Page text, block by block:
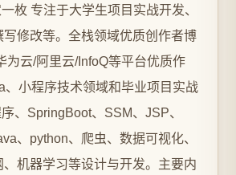
枚 专注于大学生项目实战开发、
修改等。全栈领域优质创作者博
为云/阿里云/InfoQ等平台优质作
、小程序技术领域和毕业项目实战
、SpringBoot、SSM、JSP、
、python、爬虫、数据可视化、
、机器学习等设计与开发。主要内